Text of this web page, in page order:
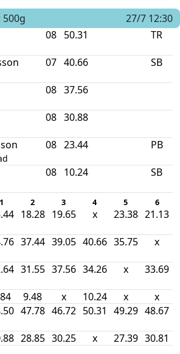
500g
27/7 12:30
08 50.31 TR
07 40.66 SB
08 37.56
08 30.88
08 23.44 PB
08 10.24 SB
1 2 3 4 5 6
18.28 19.65 x 23.38 21.13
37.44 39.05 40.66 35.75 x
31.55 37.56 34.26 x 33.69
9.48 x 10.24 x
x
47.78 46.72 50.31 49.29 48.67
28.85 30.25 x 27.39 30.81